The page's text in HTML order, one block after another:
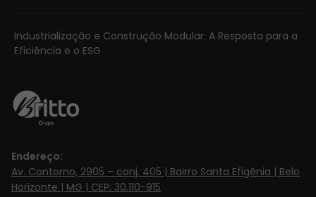
Industrialização e Construção Modular: A Resposta para a
Eficiência e o ESG
Endereço:
Av. Contorno, 2905 – conj. 405 | Bairro Santa Efigênia | Belo
Horizonte | MG | CEP: 30.110-915